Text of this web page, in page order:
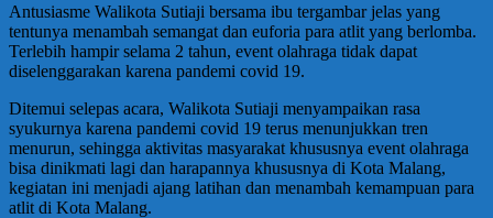
Antusiasme Walikota Sutiaji bersama ibu tergambar jelas yang
tentunya menambah semangat dan euforia para atlit yang berlomba.
Terlebih hampir selama 2 tahun, event olahraga tidak dapat
diselenggarakan karena pandemi covid 19.
Ditemui selepas acara, Walikota Sutiaji menyampaikan rasa
syukurnya karena pandemi covid 19 terus menunjukkan tren
menurun, sehingga aktivitas masyarakat khususnya event olahraga
bisa dinikmati lagi dan harapannya khususnya di Kota Malang,
kegiatan ini menjadi ajang latihan dan menambah kemampuan para
atlit di Kota Malang.